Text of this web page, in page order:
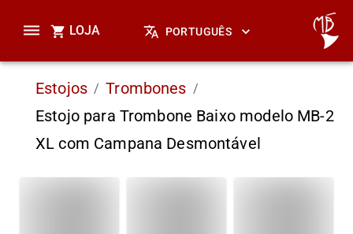
LOJA PORTUGUÊS
Estojos / Trombones /
Estojo para Trombone Baixo modelo MB-2
XL com Campana Desmontável